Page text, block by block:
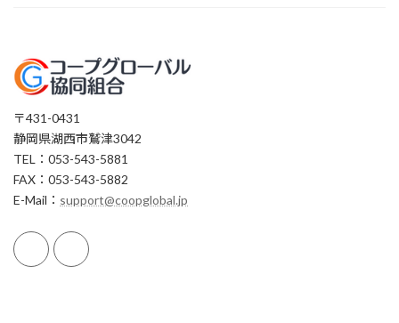
〒431-0431
静岡県湖西市鷲津3042
TEL：053-543-5881
FAX：053-543-5882
E-Mail： support@coopglobal.jp